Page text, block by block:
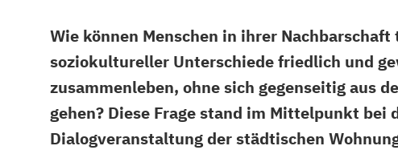
Wie können Menschen in ihrer Nachbarschaft
soziokultureller Unterschiede friedlich und
zusammenleben, ohne sich gegenseitig aus
gehen? Diese Frage stand im Mittelpunkt bei
Dialogveranstaltung der städtischen